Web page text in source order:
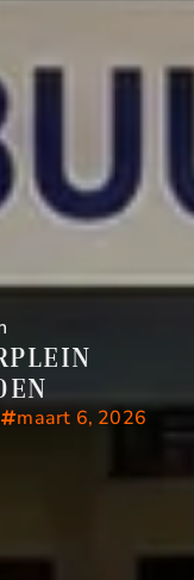
maart 6, 2026